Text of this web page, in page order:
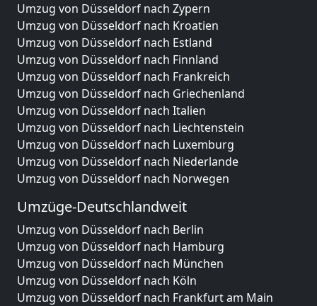
Umzug von Düsseldorf nach Zypern
Umzug von Düsseldorf nach Kroatien
Umzug von Düsseldorf nach Estland
Umzug von Düsseldorf nach Finnland
Umzug von Düsseldorf nach Frankreich
Umzug von Düsseldorf nach Griechenland
Umzug von Düsseldorf nach Italien
Umzug von Düsseldorf nach Liechtenstein
Umzug von Düsseldorf nach Luxemburg
Umzug von Düsseldorf nach Niederlande
Umzug von Düsseldorf nach Norwegen
Umzüge-Deutschlandweit
Umzug von Düsseldorf nach Berlin
Umzug von Düsseldorf nach Hamburg
Umzug von Düsseldorf nach München
Umzug von Düsseldorf nach Köln
Umzug von Düsseldorf nach Frankfurt am Main